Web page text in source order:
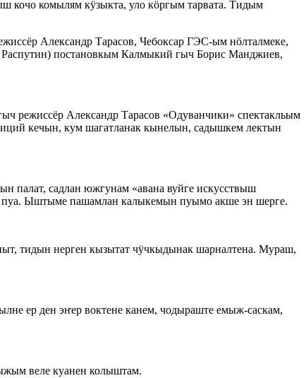
кочо комылям кӱзыкта, уло кӧргым тарвата. Тидым
Александр Тарасов, Чебоксар ГЭС-ым нӧлталмеке,
постановкым Калмыкий гыч Борис Манджиев,
Александр Тарасов «Одуванчики» спектакльым
кечын, кум шагатланак кынелын, садышкем лектын
садлан южгунам «авана вуйге искусствыш
Ыштыме пашамлан калыкемын пуымо акше эн шерге.
тидын нерген кызытат чӱчкыдынак шарналтена. Мураш,
ер ден эҥер воктене канем, чодыраште емыж-саскам,
веле куанен колыштам.